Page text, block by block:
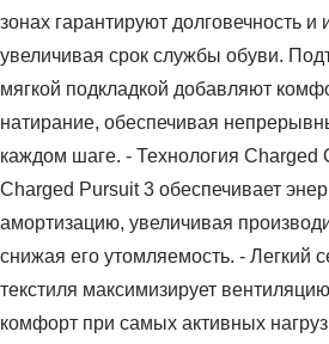
зонах гарантируют долговечность и
увеличивая срок службы обуви.
мягкой подкладкой добавляют
натирание, обеспечивая
каждом шаге. - Технология Charged
Charged Pursuit 3 обеспечивает
амортизацию, увеличивая
снижая его утомляемость. - Легкий
текстиля максимизирует
комфорт при самых активных